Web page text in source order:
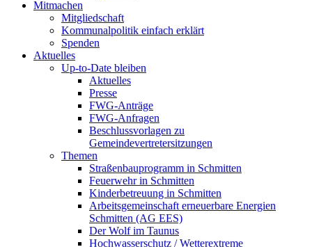
Mitmachen
Mitgliedschaft
Kommunalpolitik einfach erklärt
Spenden
Aktuelles
Up-to-Date bleiben
Aktuelles
Presse
FWG-Anträge
FWG-Anfragen
Beschlussvorlagen zu
Gemeindevertretersitzungen
Themen
Straßenbauprogramm in Schmitten
Feuerwehr in Schmitten
Kinderbetreuung in Schmitten
Arbeitsgemeinschaft erneuerbare Energien
Schmitten (AG EES)
Der Wolf im Taunus
Hochwasserschutz / Wetterextreme